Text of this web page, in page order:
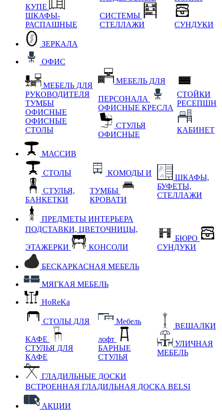
КУПЕ
ШКАФЫ-
РАСПАШНЫЕ
СИСТЕМЫ
СТЕЛЛАЖИ
СУНДУКИ
ЗЕРКАЛА
ОФИС
МЕБЕЛЬ ДЛЯ
РУКОВОДИТЕЛЯ
ТУМБЫ
ОФИСНЫЕ
ОФИСНЫЕ
СТОЛЫ
МЕБЕЛЬ ДЛЯ
ПЕРСОНАЛА
ОФИСНЫЕ КРЕСЛА
СТУЛЬЯ
ОФИСНЫЕ
СТОЙКИ
РЕСЕПШН
КАБИНЕТ
МАССИВ
СТОЛЫ
СТУЛЬЯ,
БАНКЕТКИ
КОМОДЫ И
ТУМБЫ
КРОВАТИ
ШКАФЫ,
БУФЕТЫ,
СТЕЛЛАЖИ
ПРЕДМЕТЫ ИНТЕРЬЕРА
ПОДСТАВКИ, ЦВЕТОЧНИЦЫ,
ЭТАЖЕРКИ КОНСОЛИ
БЮРО
СУНДУКИ
БЕСКАРКАСНАЯ МЕБЕЛЬ
МЯГКАЯ МЕБЕЛЬ
HoReKa
СТОЛЫ ДЛЯ
КАФЕ
СТУЛЬЯ ДЛЯ
КАФЕ
Мебель
лофт
БАРНЫЕ
СТУЛЬЯ
ВЕШАЛКИ
УЛИЧНАЯ
МЕБЕЛЬ
ГЛАДИЛЬНЫЕ ДОСКИ
ВСТРОЕННАЯ ГЛАДИЛЬНАЯ ДОСКА BELSI
АКЦИИ